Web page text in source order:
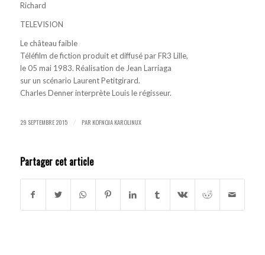
Richard
TELEVISION
Le château faible
Téléfilm de fiction produit et diffusé par FR3 Lille,
le 05 mai 1983. Réalisation de Jean Larriaga
sur un scénario Laurent Petitgirard.
Charles Denner interprète Louis le régisseur.
29 SEPTEMBRE 2015 / PAR KOFNOJA KAROLINUX
Partager cet article